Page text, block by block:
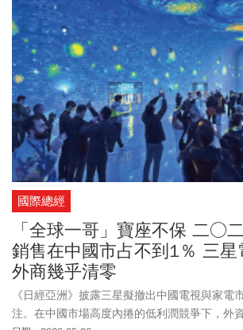
國際總經
「全球一哥」寶座不保 二○
銷售在中國市占不到1％ 三星
外商幾乎清零
《日經亞洲》披露三星擬撤出中國電視與家電
注。在中國市場高度內捲的低利潤競爭下，外